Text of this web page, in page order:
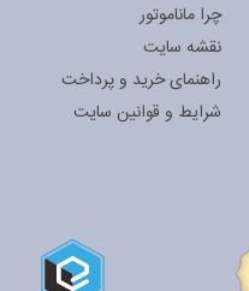
چرا ماناموتور
نقشه سایت
راهنمای خرید و پرداخت
شرایط و قوانین سایت